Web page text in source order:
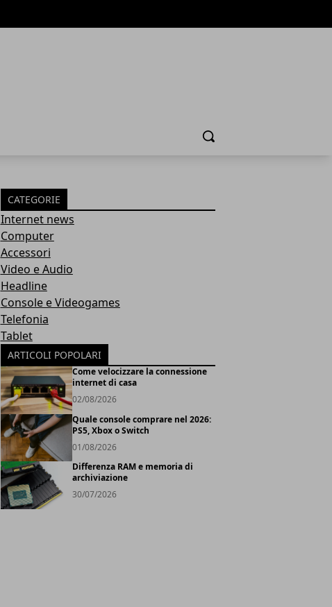
Cerca
CATEGORIE
Internet news
Computer
Accessori
Video e Audio
Headline
Console e Videogames
Telefonia
Tablet
ARTICOLI POPOLARI
Come velocizzare la connessione
internet di casa
02/08/2026
Quale console comprare nel 2026:
PS5, Xbox o Switch
01/08/2026
Differenza RAM e memoria di
archiviazione
30/07/2026